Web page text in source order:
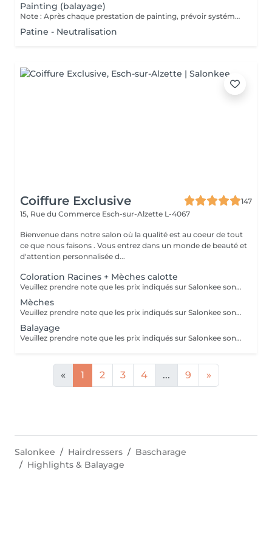
Painting (balayage)
Note : Après chaque prestation de painting, prévoir systématiquement une patine lors du rendez-vous afin de raviver et/ou neutraliser les reflets et préserver l'éclat de la couleur.
Patine - Neutralisation
Coiffure Exclusive
147
15, Rue du Commerce Esch-sur-Alzette L-4067
Bienvenue dans notre salon où la qualité est au coeur de tout
ce que nous faisons . Vous entrez dans un monde de beauté et
d'attention personnalisée d...
Coloration Racines + Mèches calotte
Veuillez prendre note que les prix indiqués sur Salonkee sont communiqués à titre informatif et s'entendent de base. Ces derniers sont susceptibles de varier selon le diagnostic réalisé à votre arrivée au salon et l'expertise du professionnel à qui vous confiez votre beauté. Dans tous les cas, un devis précis vous sera proposé et toutes réalisations de prestations seront effectuées avec votre accord. Un grand merci d'avance pour votre compréhension. Au plaisir de vous recevoir très vite.
Mèches
Veuillez prendre note que les prix indiqués sur Salonkee sont communiqués à titre informatif et s'entendent de base. Ces derniers sont susceptibles de varier selon le diagnostic réalisé à votre arrivée au salon et l'expertise du professionnel à qui vous confiez votre beauté. Dans tous les cas, un devis précis vous sera proposé et toutes réalisations de prestations seront effectuées avec votre accord. Un grand merci d'avance pour votre compréhension. Au plaisir de vous recevoir très vite.
Balayage
Veuillez prendre note que les prix indiqués sur Salonkee sont communiqués à titre informatif et s'entendent de base. Ces derniers sont susceptibles de varier selon le diagnostic réalisé à votre arrivée au salon et l'expertise du professionnel à qui vous confiez votre beauté. Dans tous les cas, un devis précis vous sera proposé et toutes réalisations de prestations seront effectuées avec votre accord. Un grand merci d'avance pour votre compréhension. Au plaisir de vous recevoir très vite.
« 1 2 3 4 ... 9 »
Salonkee Hairdressers
Bascharage
Highlights & Balayage